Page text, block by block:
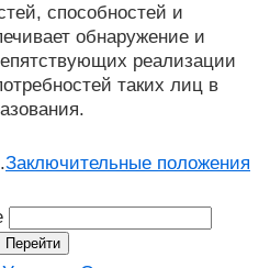
способностей и
обнаружение и
реализации
таких лиц в
Заключительные положения